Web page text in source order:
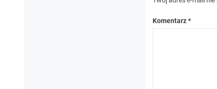
Komentarz*